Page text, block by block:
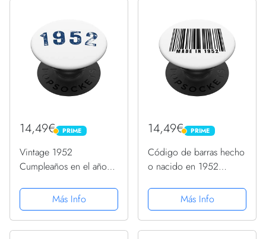
14,49€ PRIME
PRIME
Vintage 1952
Cumpleaños en el año
PopSockets PopGrip
Intercambiable
Más Info
14,49€ PRIME
PRIME
Código de barras hecho
o nacido en 1952
1952 PopSockets
PopGrip Intercambiable
Más Info